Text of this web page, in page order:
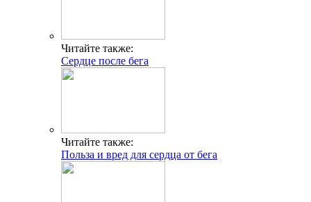
Читайте также:
Сердце после бега
Читайте также:
Польза и вред для сердца от бега